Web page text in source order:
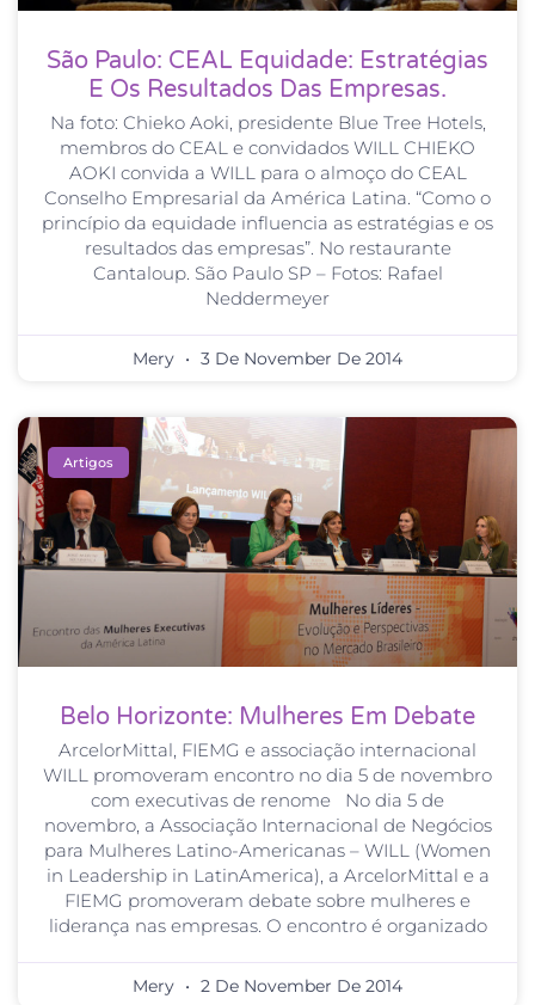
São Paulo: CEAL Equidade: Estratégias
E Os Resultados Das Empresas.
Na foto: Chieko Aoki, presidente Blue Tree Hotels,
membros do CEAL e convidados WILL CHIEKO
AOKI convida a WILL para o almoço do CEAL
Conselho Empresarial da América Latina. “Como o
princípio da equidade influencia as estratégias e os
resultados das empresas”. No restaurante
Cantaloup. São Paulo SP – Fotos: Rafael
Neddermeyer
Mery 3 De November De 2014
Artigos
Belo Horizonte: Mulheres Em Debate
ArcelorMittal, FIEMG e associação internacional
WILL promoveram encontro no dia 5 de novembro
com executivas de renome No dia 5 de
novembro, a Associação Internacional de Negócios
para Mulheres Latino-Americanas – WILL (Women
in Leadership in LatinAmerica), a ArcelorMittal e a
FIEMG promoveram debate sobre mulheres e
liderança nas empresas. O encontro é organizado
Mery 2 De November De 2014